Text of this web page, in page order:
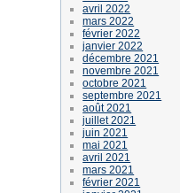
avril 2022
mars 2022
février 2022
janvier 2022
décembre 2021
novembre 2021
octobre 2021
septembre 2021
août 2021
juillet 2021
juin 2021
mai 2021
avril 2021
mars 2021
février 2021